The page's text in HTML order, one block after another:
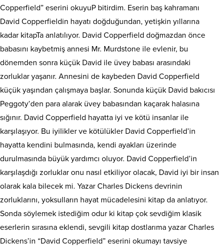
Copperfield” eserini okuyuP bitirdim. Eserin baş kahramanı
David Copperfieldin hayatı doğduğundan, yetişkin yıllarına
kadar kitapTa anlatılıyor. David Copperfield doğmazdan önce
babasını kaybetmiş annesi Mr. Murdstone ile evlenir, bu
dönemden sonra küçük David ile üvey babası arasındaki
zorluklar yaşanır. Annesini de kaybeden David Copperfield
küçük yaşından çalışmaya başlar. Sonunda küçük David bakıcısı
Peggoty’den para alarak üvey babasından kaçarak halasına
sığınır. David Copperfield hayatta iyi ve kötü insanlar ile
karşılaşıyor. Bu iyilikler ve kötülükler David Copperfield’in
hayatta kendini bulmasında, kendi ayakları üzerinde
durulmasında büyük yardımcı oluyor. David Copperfield’in
karşılaşdığı zorluklar onu nasıl etkiliyor olacak, David iyi bir insan
olarak kala bilecek mi. Yazar Charles Dickens devrinin
zorluklarını, yoksulların hayat mücadelesini kitap da anlatıyor.
Sonda söylemek istediğim odur ki kitap çok sevdiğim klasik
eserlerin sırasına eklendi, sevgili kitap dostlarıma yazar Charles
Dickens’in “David Copperfield” eserini okumayı tavsiye